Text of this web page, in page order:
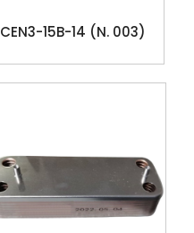
CEN3-15B-14 (N. 003)